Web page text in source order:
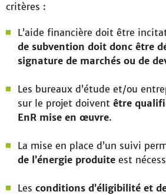
critères :
L’aide financière doit être
de subvention doit donc être
signature de marchés ou de
Les bureaux d’étude et/ou
sur le projet doivent être
EnR mise en œuvre.
La mise en place d’un suivi
de l’énergie produite est
Les conditions d’éligibilité et